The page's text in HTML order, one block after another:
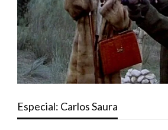
Especial: Carlos Saura